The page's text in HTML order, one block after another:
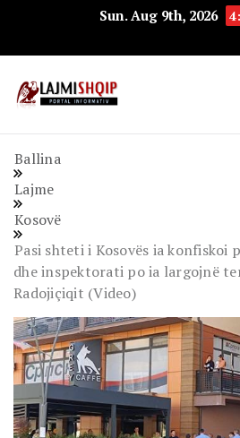
Sun. Aug 9th, 2026
Ballina
Lajme
Kosovë
Pasi shteti i Kosovës ia konfiskoi
dhe inspektorati po ia largojnë
Radojiçiqit (Video)